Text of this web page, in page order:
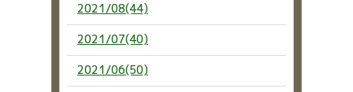
2021/08(44)
2021/07(40)
2021/06(50)